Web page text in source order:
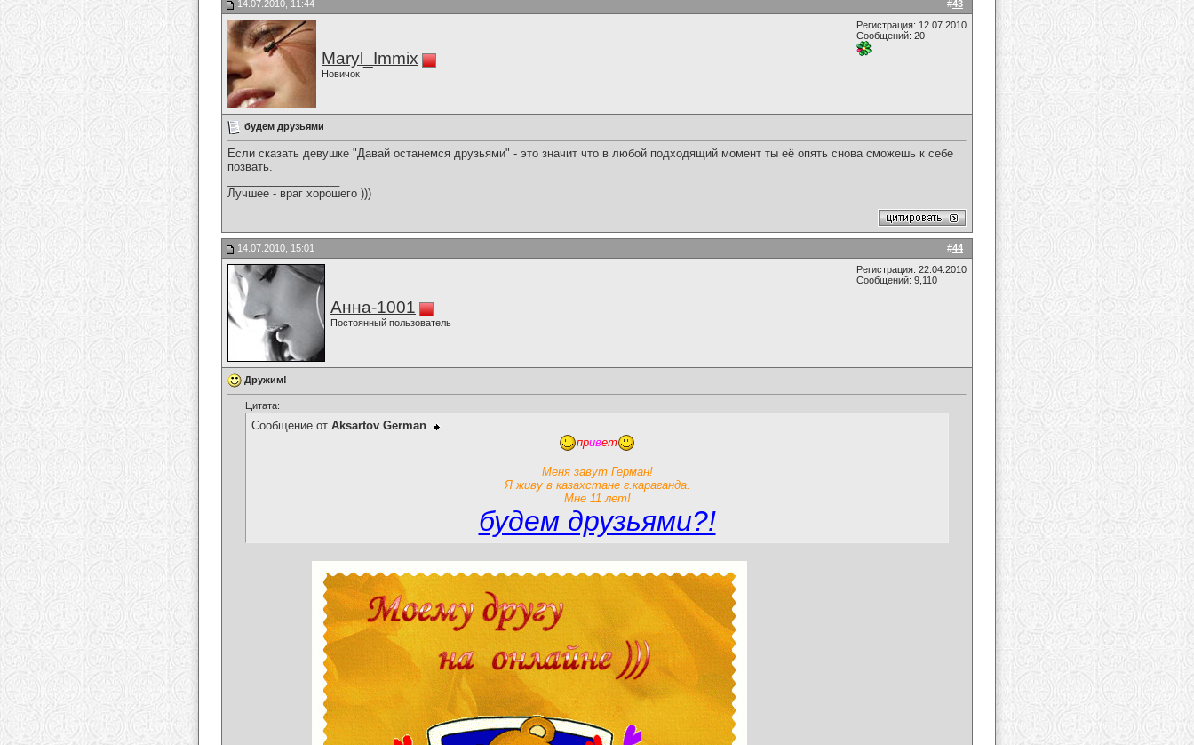
#43
14.07.2010, 11:44
Maryl_Immix
Новичок
Регистрация: 12.07.2010
Сообщений: 20
будем друзьями
Если сказать девушке "Давай останемся друзьями" - это значит что в любой подходящий момент ты её опять снова сможешь к себе
позвать.
Лучшее - враг хорошего )))
#44
14.07.2010, 15:01
Анна-1001
Постоянный пользователь
Регистрация: 22.04.2010
Сообщений: 9,110
Дружим!
Цитата:
Сообщение от Aksartov German
привет
Меня завут Герман!
Я живу в казахстане г.караганда.
Мне 11 лет!
будем друзьями?!